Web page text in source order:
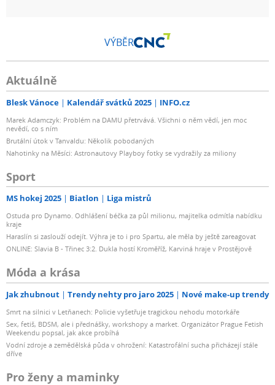
VÝBĚR
Aktuálně
Blesk Vánoce Kalendář svátků 2025 INFO.cz
Marek Adamczyk: Problém na DAMU přetrvává. Všichni o něm vědí, jen moc
nevědí, co s ním
Brutální útok v Tanvaldu: Několik pobodaných
Nahotinky na Měsíci: Astronautovy Playboy fotky se vydražily za miliony
Sport
MS hokej 2025 Biatlon Liga mistrů
Ostuda pro Dynamo. Odhlášení béčka za půl milionu, majitelka odmítla nabídku
kraje
Haraslín si zaslouží odejít. Výhra je to i pro Spartu, ale měla by ještě zareagovat
ONLINE: Slavia B - Třinec 3:2. Dukla hostí Kroměříž, Karviná hraje v Prostějově
Móda a krása
Jak zhubnout Trendy nehty pro jaro 2025 Nové make-up trendy
Smrt na silnici v Letňanech: Policie vyšetřuje tragickou nehodu motorkáře
Sex, fetiš, BDSM, ale i přednášky, workshopy a market. Organizátor Prague Fetish
Weekendu popsal, jak akce probíhá
Vodní zdroje a zemědělská půda v ohrožení: Katastrofální sucha přicházejí stále
dříve
Pro ženy a maminky